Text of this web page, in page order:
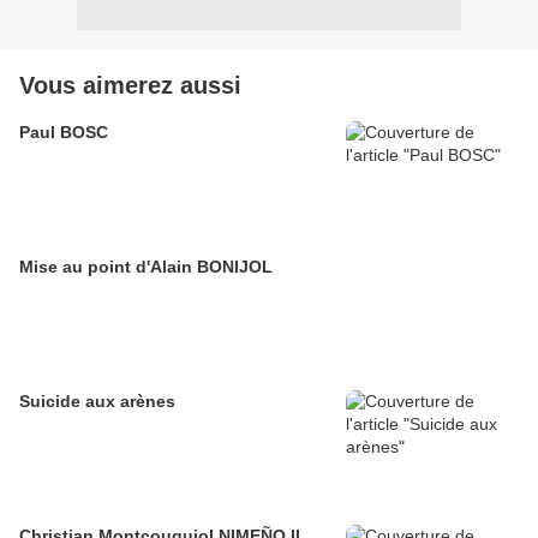
Vous aimerez aussi
Paul BOSC
Mise au point d'Alain BONIJOL
Suicide aux arènes